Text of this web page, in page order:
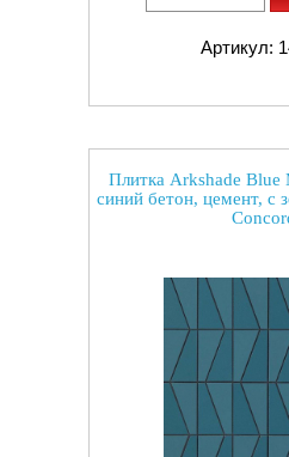
Артикул:
Плитка Arkshade Blue
синий бетон, цемент, с